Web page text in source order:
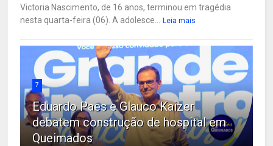
Victoria Nascimento, de 16 anos, terminou em tragédia
nesta quarta-feira (06). A adolesce...
Leia mais
7
Eduardo Paes e Glauco Kaizer
debatem construção de hospital em
Queimados